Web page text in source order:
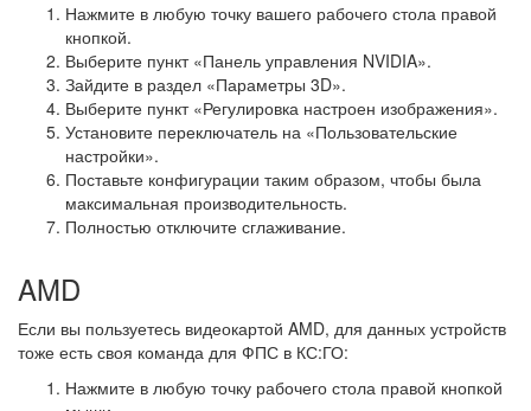
Нажмите в любую точку вашего рабочего стола правой
кнопкой.
Выберите пункт «Панель управления NVIDIA».
Зайдите в раздел «Параметры 3D».
Выберите пункт «Регулировка настроен изображения».
Установите переключатель на «Пользовательские
настройки».
Поставьте конфигурации таким образом, чтобы была
максимальная производительность.
Полностью отключите сглаживание.
AMD
Если вы пользуетесь видеокартой AMD, для данных устройств
тоже есть своя команда для ФПС в КС:ГО:
Нажмите в любую точку рабочего стола правой кнопкой